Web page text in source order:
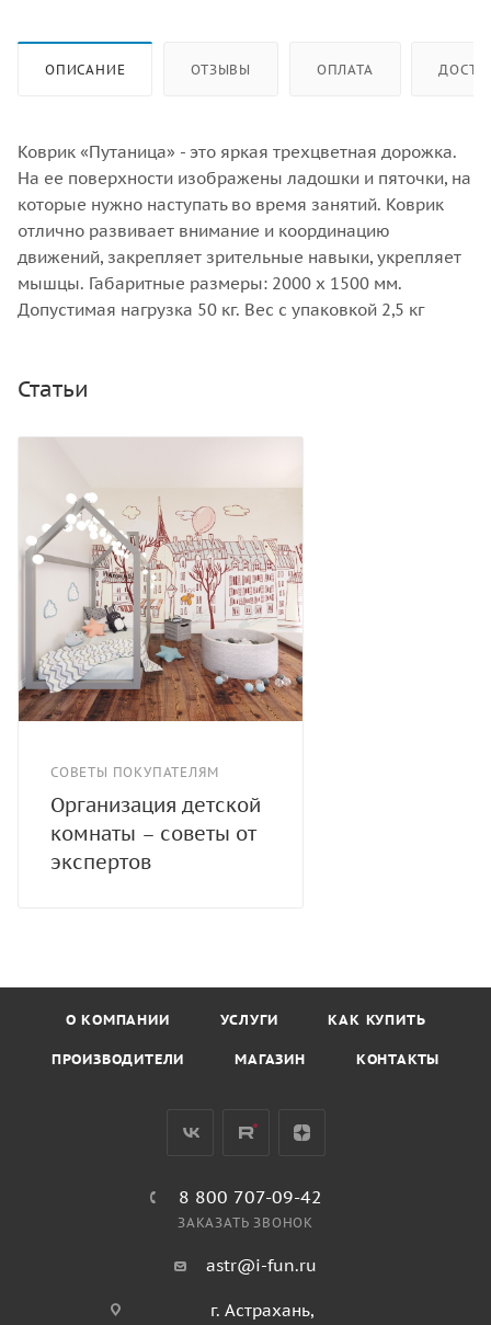
ОПИСАНИЕ ОТЗЫВЫ ОПЛАТА
Коврик «Путаница» - это яркая трехцветная дорожка.
На ее поверхности изображены ладошки и пяточки, на
которые нужно наступать во время занятий. Коврик
отлично развивает внимание и координацию
движений, закрепляет зрительные навыки, укрепляет
мышцы. Габаритные размеры: 2000 х 1500 мм.
Допустимая нагрузка 50 кг. Вес с упаковкой 2,5 кг
Статьи
СОВЕТЫ ПОКУПАТЕЛЯМ
Организация детской
комнаты – советы от
экспертов
О КОМПАНИИ УСЛУГИ КАК КУПИТЬ
ПРОИЗВОДИТЕЛИ МАГАЗИН КОНТАКТЫ
8 800 707-09-42
ЗАКАЗАТЬ ЗВОНОК
astr@i-fun.ru
г. Астрахань,